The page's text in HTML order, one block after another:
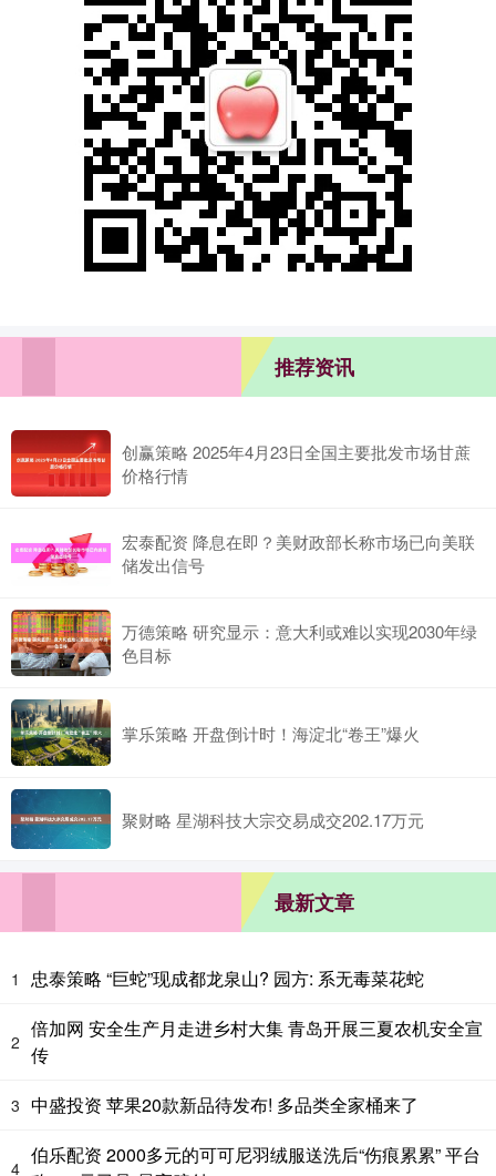
推荐资讯
创赢策略 2025年4月23日全国主要批发市场甘蔗
价格行情
宏泰配资 降息在即？美财政部长称市场已向美联
储发出信号
万德策略 研究显示：意大利或难以实现2030年绿
色目标
掌乐策略 开盘倒计时！海淀北“卷王”爆火
聚财略 星湖科技大宗交易成交202.17万元
最新文章
1 忠泰策略 “巨蛇”现成都龙泉山? 园方: 系无毒菜花蛇
2
倍加网 安全生产月走进乡村大集 青岛开展三夏农机安全宣
传
3 中盛投资 苹果20款新品待发布! 多品类全家桶来了
4
伯乐配资 2000多元的可可尼羽绒服送洗后“伤痕累累” 平台